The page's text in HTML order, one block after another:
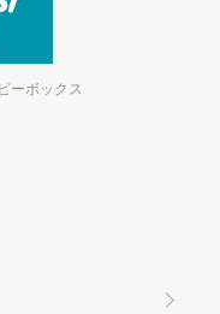
ーボックス